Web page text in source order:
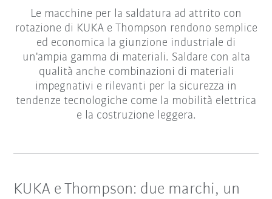
Le macchine per la saldatura ad attrito con
rotazione di KUKA e Thompson rendono semplice
ed economica la giunzione industriale di
un'ampia gamma di materiali. Saldare con alta
qualità anche combinazioni di materiali
impegnativi e rilevanti per la sicurezza in
tendenze tecnologiche come la mobilità elettrica
e la costruzione leggera.
KUKA e Thompson: due marchi, un